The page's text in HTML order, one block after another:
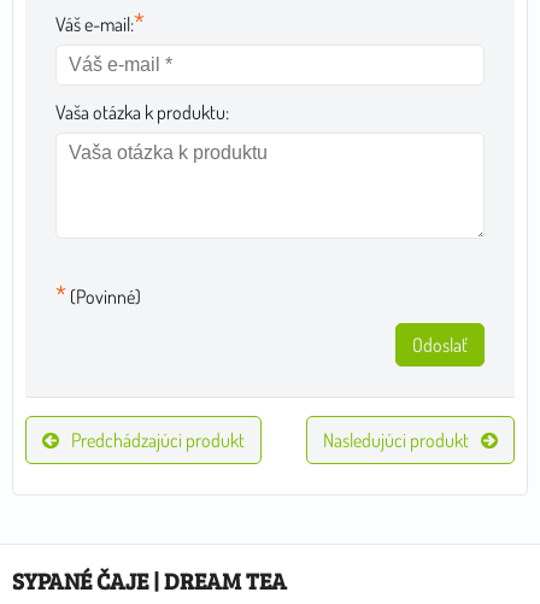
Váš e-mail:*
Vaša otázka k produktu:
* (Povinné)
Odoslať
Predchádzajúci produkt Nasledujúci produkt
SYPANÉ ČAJE | DREAM TEA